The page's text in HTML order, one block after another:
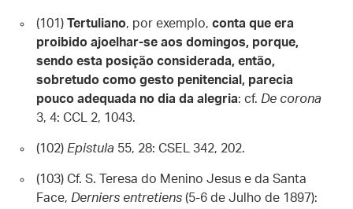
(101) Tertuliano, por exemplo, conta que era
proibido ajoelhar-se aos domingos, porque,
sendo esta posição considerada, então,
sobretudo como gesto penitencial, parecia
pouco adequada no dia da alegria: cf. De corona
3, 4: CCL 2, 1043.
(102) Epistula 55, 28: CSEL 342, 202.
(103) Cf. S. Teresa do Menino Jesus e da Santa
Face, Derniers entretiens (5-6 de Julho de 1897):